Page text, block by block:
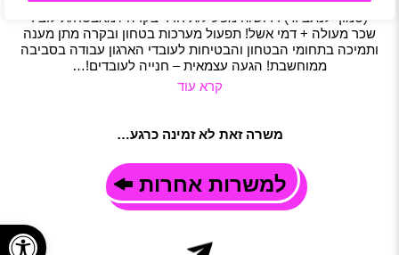
(סמוך לנתב"ג ) דרוש/ה מפעיל/ת חדר בקרה / מאבטח/ת לובי!
שכר מעולה + דמי אשל! תפעול מערכות בטחון ובקרה מתן מענה
ותמיכה בתחומי הבטחון והבטיחות לעובדי הארגון עבודה בסביבה
ממוחשבת! הגעה עצמאית – חנייה לעובדים!…
קרא עוד
משרה זאת לא זמינה כרגע…
למשרות אחרות